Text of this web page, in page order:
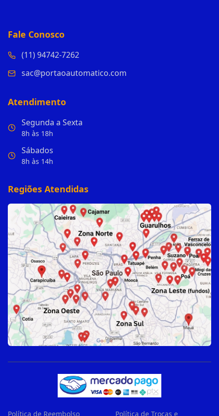
Fale Conosco
(11) 94742-7262
sac@portaoautomatico.com
Atendimento
Segunda a Sexta
8h às 18h
Sábados
8h às 14h
Regiões Atendidas
Política de Reembolso
Política de Trocas e